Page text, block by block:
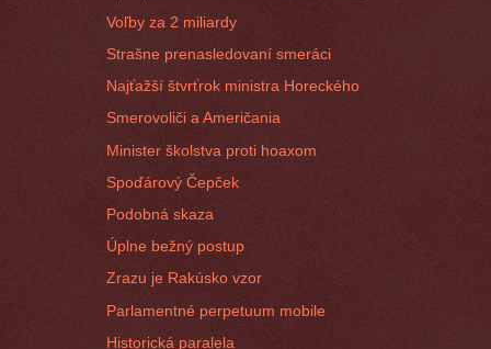
Voľby za 2 miliardy
Strašne prenasledovaní smeráci
Najťažší štvrťrok ministra Horeckého
Smerovoliči a Američania
Minister školstva proti hoaxom
Spoďárový Čepček
Podobná skaza
Úplne bežný postup
Zrazu je Rakúsko vzor
Parlamentné perpetuum mobile
Historická paralela